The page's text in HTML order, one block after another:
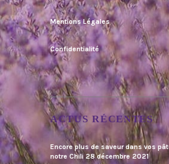
Mentions Légales
Confidentialité
ACTUS RÉCENTES
Encore plus de saveur dans vos
notre Chili 28 décembre 2021